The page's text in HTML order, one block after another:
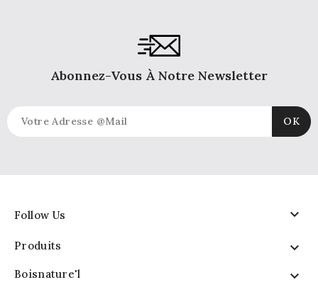
Abonnez-Vous À Notre Newsletter
Follow Us 
Produits 
Boisnature'l 